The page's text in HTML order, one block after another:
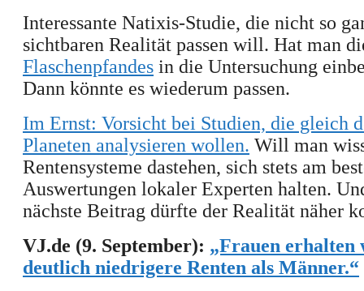
Interessante Natixis-Studie, die nicht so
sichtbaren Realität passen will. Hat man
Flaschenpfandes in die Untersuchung
Dann könnte es wiederum passen.
Im Ernst: Vorsicht bei Studien, die gleich
Planeten analysieren wollen. Will man
Rentensysteme dastehen, sich stets am
Auswertungen lokaler Experten halten.
nächste Beitrag dürfte der Realität näher
VJ.de (9. September): „Frauen erhalten
deutlich niedrigere Renten als Männer.“